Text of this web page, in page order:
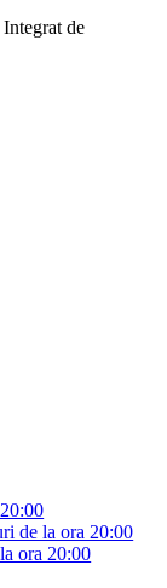
de
de la ora 20:00
ora 20:00